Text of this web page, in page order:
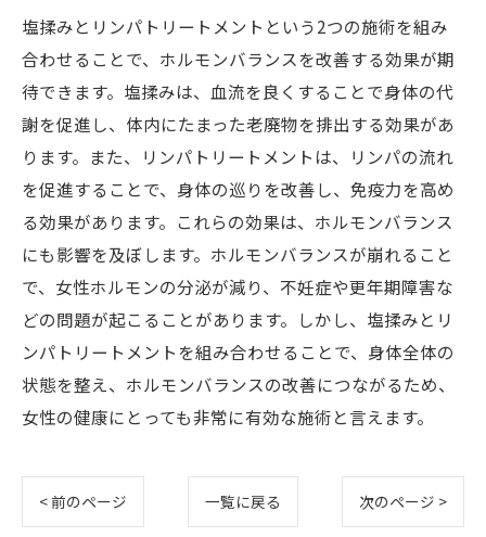
塩揉みとリンパトリートメントという2つの施術を組み
合わせることで、ホルモンバランスを改善する効果が期
待できます。塩揉みは、血流を良くすることで身体の代
謝を促進し、体内にたまった老廃物を排出する効果があ
ります。また、リンパトリートメントは、リンパの流れ
を促進することで、身体の巡りを改善し、免疫力を高め
る効果があります。これらの効果は、ホルモンバランス
にも影響を及ぼします。ホルモンバランスが崩れること
で、女性ホルモンの分泌が減り、不妊症や更年期障害な
どの問題が起こることがあります。しかし、塩揉みとリ
ンパトリートメントを組み合わせることで、身体全体の
状態を整え、ホルモンバランスの改善につながるため、
女性の健康にとっても非常に有効な施術と言えます。
< 前のページ 一覧に戻る 次のページ >